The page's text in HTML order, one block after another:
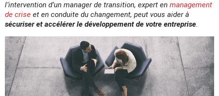
l’intervention d’un manager de transition, expert en management
de crise et en conduite du changement, peut vous aider à
sécuriser et accélérer le développement de votre entreprise.